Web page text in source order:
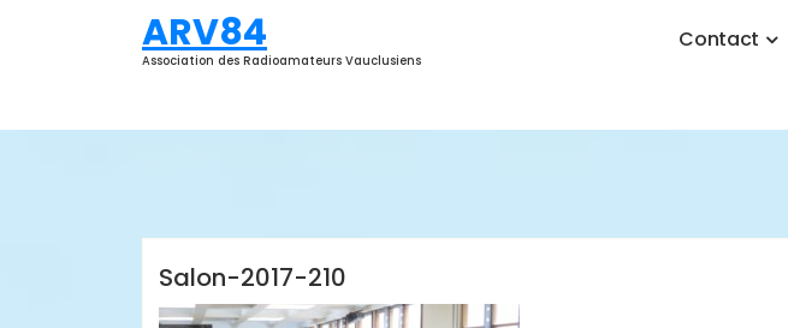
ARV84
Association des Radioamateurs Vauclusiens
Contact
Salon-2017-210